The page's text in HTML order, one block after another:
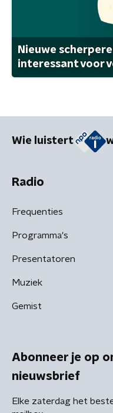
Nieuwe
interessant voor
Wie luistert
Radio
Frequenties
Programma's
Presentatoren
Muziek
Gemist
Abonneer je op
nieuwsbrief
Elke zaterdag het